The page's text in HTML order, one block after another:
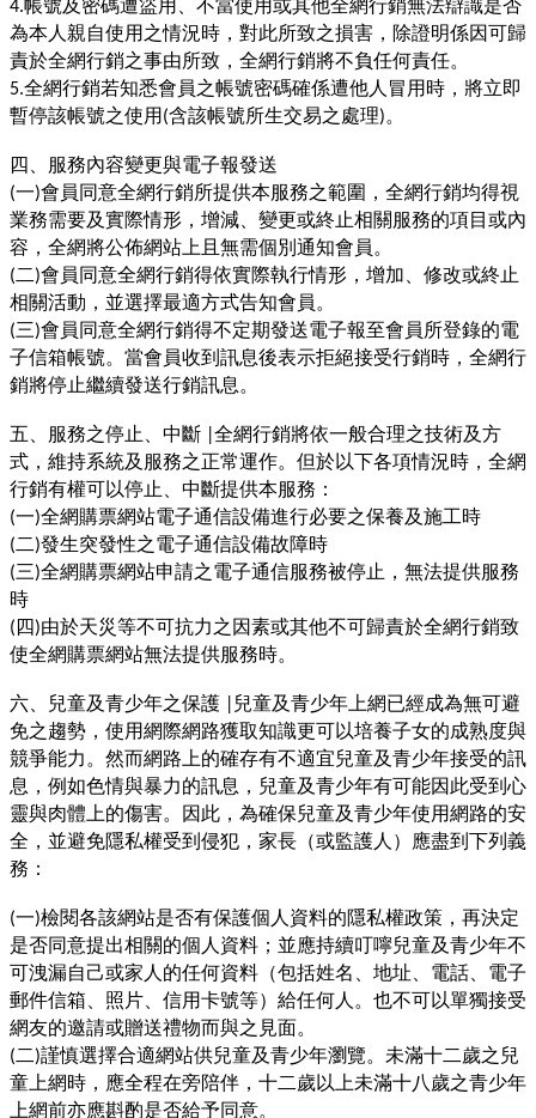
4.
為本人親自使用之情況時，對此所致之損害，除證明係因可歸
責於全網行銷之事由所致，全網行銷將不負任何責任。
5.全網行銷若知悉會員之帳號密碼確係遭他人冒用時，將立即
暫停該帳號之使用(含該帳號所生交易之處理)。
四、服務內容變更與電子報發送
(一)會員同意全網行銷所提供本服務之範圍，全網行銷均得視
業務需要及實際情形，增減、變更或終止相關服務的項目或內
容，全網將公佈網站上且無需個別通知會員。
(二)會員同意全網行銷得依實際執行情形，增加、修改或終止
相關活動，並選擇最適方式告知會員。
(三)會員同意全網行銷得不定期發送電子報至會員所登錄的電
子信箱帳號。當會員收到訊息後表示拒絕接受行銷時，全網行
銷將停止繼續發送行銷訊息。
五、服務之停止、中斷 全網行銷將依一般合理之技術及方
式，維持系統及服務之正常運作。但於以下各項情況時，全網
行銷有權可以停止、中斷提供本服務：
(一)全網購票網站電子通信設備進行必要之保養及施工時
(二)發生突發性之電子通信設備故障時
(三)全網購票網站申請之電子通信服務被停止，無法提供服務
時
(四)由於天災等不可抗力之因素或其他不可歸責於全網行銷致
使全網購票網站無法提供服務時。
六、兒童及青少年之保護 兒童及青少年上網已經成為無可避
免之趨勢，使用網際網路獲取知識更可以培養子女的成熟度與
競爭能力。然而網路上的確存有不適宜兒童及青少年接受的訊
息，例如色情與暴力的訊息，兒童及青少年有可能因此受到心
靈與肉體上的傷害。因此，為確保兒童及青少年使用網路的安
全，並避免隱私權受到侵犯，家長（或監護人）應盡到下列義
務：
(一)檢閱各該網站是否有保護個人資料的隱私權政策，再決定
是否同意提出相關的個人資料；並應持續叮嚀兒童及青少年不
可洩漏自己或家人的任何資料（包括姓名、地址、電話、電子
郵件信箱、照片、信用卡號等）給任何人。也不可以單獨接受
網友的邀請或贈送禮物而與之見面。
(二)謹慎選擇合適網站供兒童及青少年瀏覽。未滿十二歲之兒
童上網時，應全程在旁陪伴，十二歲以上未滿十八歲之青少年
上網前亦應斟酌是否給予同意。